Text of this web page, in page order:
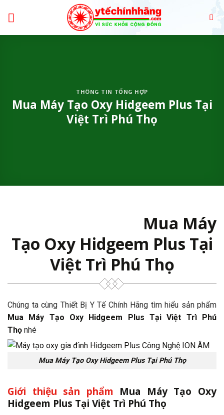
THÔNG TIN TỔNG HỢP
Mua Máy Tạo Oxy Hidgeem Plus Tại
Việt Trì Phú Thọ
Mua Máy
Tạo Oxy Hidgeem Plus Tại
Việt Trì Phú Thọ
Chúng ta cùng Thiết Bị Y Tế Chính Hãng tìm hiểu sản phẩm
Mua Máy Tạo Oxy Hidgeem Plus Tại Việt Trì Phú
Thọ nhé
Mua Máy Tạo Oxy Hidgeem Plus Tại Phú Thọ
Giới thiệu sản phẩm Mua Máy Tạo Oxy
Hidgeem Plus Tại Việt Trì Phú Thọ